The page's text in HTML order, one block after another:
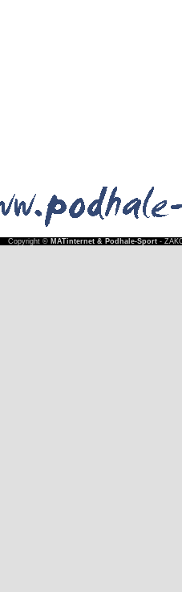
Copyright © MATinternet & Podhale-Sport-